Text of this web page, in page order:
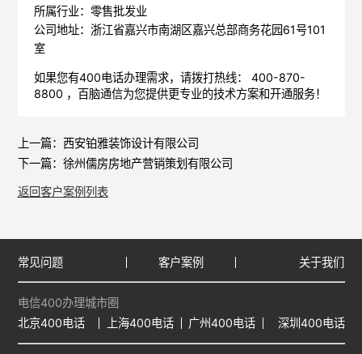
所属行业：零售批发业
公司地址：浙江省嘉兴市南湖区嘉兴总部商务花园61号101
室
如果您有400电话办理需求，请拨打热线： 400-870-
8800 ， 百脑通信为您提供更专业的技术方案和开通服务！
上一篇： 西安铂雅装饰设计有限公司
下一篇： 徐州儒房房地产营销策划有限公司
返回客户案例列表
常见问题 客户案例 关于我们
电信400办理城市圈
北京400电话
上海400电话 广州400电话 深圳400电话